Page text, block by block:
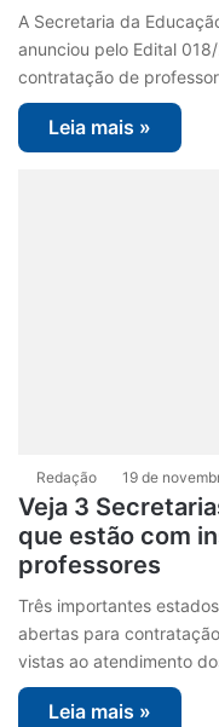
A Secretaria da
anunciou pelo Edital
contratação de
Leia mais »
Redação 19 de
Veja 3
que estão com
professores
Três importantes
abertas para
vistas ao atendimento
Leia mais »